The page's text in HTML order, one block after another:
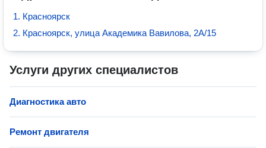
1. Красноярск
2. Красноярск, улица Академика Вавилова, 2А/15
Услуги других специалистов
Диагностика авто
Ремонт двигателя